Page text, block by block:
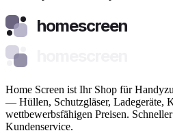
homescreen
Home Screen ist Ihr Shop für
— Hüllen, Schutzgläser, Ladegeräte,
wettbewerbsfähigen Preisen.
Kundenservice.